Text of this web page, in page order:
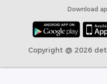
Download
Copyright @ 2026